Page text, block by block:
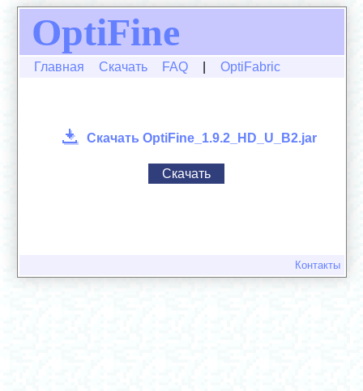
OptiFine
Главная Скачать FAQ OptiFabric
Скачать OptiFine_1.9.2_HD_U_B2.jar
Скачать
Контакты